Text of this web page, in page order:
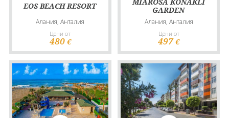
EOS BEACH RESORT
Алания, Анталия
Цени от
480 €
GARDEN
Алания, Анталия
Цени от
497 €